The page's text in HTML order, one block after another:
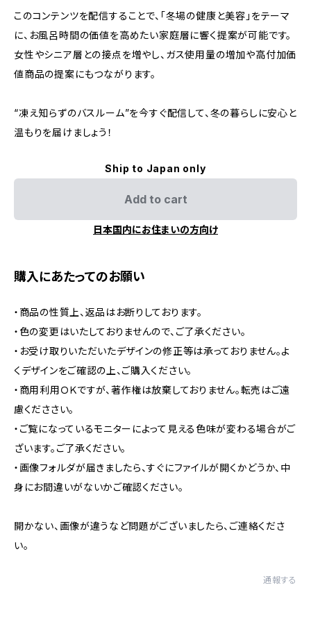
このコンテンツを配信することで、「冬場の健康と美容」をテーマ
に、お風呂時間の価値を高めたい家庭層に響く提案が可能です。
女性やシニア層との接点を増やし、ガス使用量の増加や高付加価
値商品の提案にもつながります。
“凍え知らずのバスルーム”を今すぐ配信して、冬の暮らしに安心と
温もりを届けましょう！
Ship to Japan only
Add to cart
日本国内にお住まいの方向け
購入にあたってのお願い
・商品の性質上、返品はお断りしております。
・色の変更はいたしておりませんので、ご了承ください。
・お受け取りいただいたデザインの修正等は承っておりません。よ
くデザインをご確認の上、ご購入ください。
・商用利用ＯＫですが、著作権は放棄しておりません。転売はご遠
慮くだささい。
・ご覧になっているモニターによって見える色味が変わる場合がご
ざいます。ご了承ください。
・画像フォルダが届きましたら、すぐにファイルが開くかどうか、中
身にお間違いがないかご確認ください。
開かない、画像が違うなど問題がございましたら、ご連絡くださ
い。
通報する